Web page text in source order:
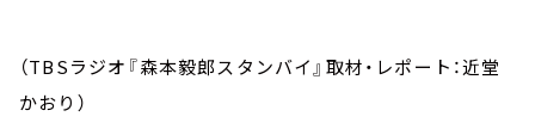
（TBSラジオ『森本毅郎スタンバイ』取材・レポート：近堂
かおり）